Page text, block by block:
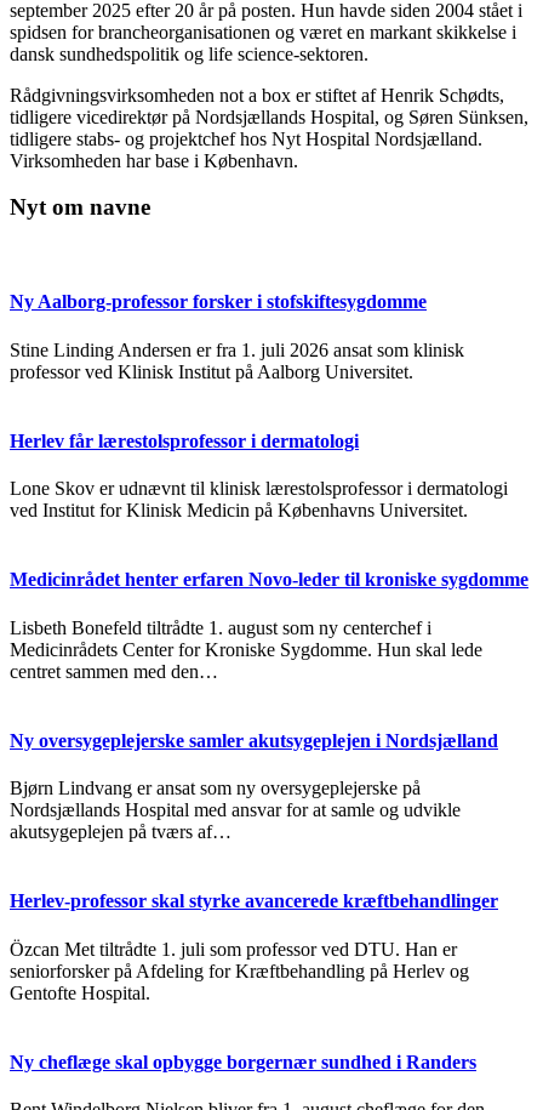
september 2025 efter 20 år på posten. Hun havde siden 2004 stået i
spidsen for brancheorganisationen og været en markant skikkelse i
dansk sundhedspolitik og life science-sektoren.
Rådgivningsvirksomheden not a box er stiftet af Henrik Schødts,
tidligere vicedirektør på Nordsjællands Hospital, og Søren Sünksen,
tidligere stabs- og projektchef hos Nyt Hospital Nordsjælland.
Virksomheden har base i København.
Nyt om navne
Ny Aalborg-professor forsker i stofskiftesygdomme
Stine Linding Andersen er fra 1. juli 2026 ansat som klinisk
professor ved Klinisk Institut på Aalborg Universitet.
Herlev får lærestolsprofessor i dermatologi
Lone Skov er udnævnt til klinisk lærestolsprofessor i dermatologi
ved Institut for Klinisk Medicin på Københavns Universitet.
Medicinrådet henter erfaren Novo-leder til kroniske sygdomme
Lisbeth Bonefeld tiltrådte 1. august som ny centerchef i
Medicinrådets Center for Kroniske Sygdomme. Hun skal lede
centret sammen med den…
Ny oversygeplejerske samler akutsygeplejen i Nordsjælland
Bjørn Lindvang er ansat som ny oversygeplejerske på
Nordsjællands Hospital med ansvar for at samle og udvikle
akutsygeplejen på tværs af…
Herlev-professor skal styrke avancerede kræftbehandlinger
Özcan Met tiltrådte 1. juli som professor ved DTU. Han er
seniorforsker på Afdeling for Kræftbehandling på Herlev og
Gentofte Hospital.
Ny cheflæge skal opbygge borgernær sundhed i Randers